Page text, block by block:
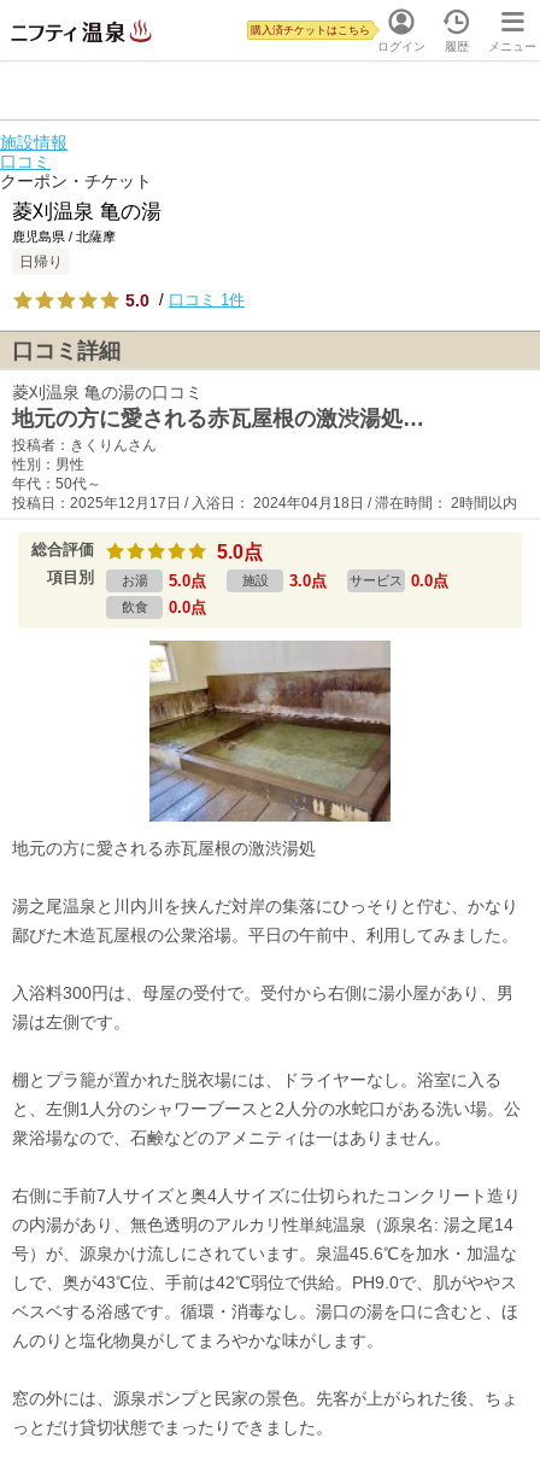
ログイン
購入済チケットはこちら
履歴 メニュー
施設情報
口コミ
クーポン・チケット
菱刈温泉 亀の湯
鹿児島県 / 北薩摩
日帰り
5.0 / 口コミ 1件
口コミ詳細
菱刈温泉 亀の湯の口コミ
地元の方に愛される赤瓦屋根の激渋湯処…
投稿者：きくりんさん
性別：男性
年代：50代～
投稿日：2025年12月17日 / 入浴日： 2024年04月18日 / 滞在時間： 2時間以内
総合評価 5.0点
項目別 お湯 5.0点 施設 3.0点 サービス 0.0点
飲食 0.0点
地元の方に愛される赤瓦屋根の激渋湯処
湯之尾温泉と川内川を挟んだ対岸の集落にひっそりと佇む、かなり
鄙びた木造瓦屋根の公衆浴場。平日の午前中、利用してみました。
入浴料300円は、母屋の受付で。受付から右側に湯小屋があり、男
湯は左側です。
棚とプラ籠が置かれた脱衣場には、ドライヤーなし。浴室に入る
と、左側1人分のシャワーブースと2人分の水蛇口がある洗い場。公
衆浴場なので、石鹸などのアメニティは一はありません。
右側に手前7人サイズと奥4人サイズに仕切られたコンクリート造り
の内湯があり、無色透明のアルカリ性単純温泉（源泉名: 湯之尾14
号）が、源泉かけ流しにされています。泉温45.6℃を加水・加温な
しで、奥が43℃位、手前は42℃弱位で供給。PH9.0で、肌がややス
ベスベする浴感です。循環・消毒なし。湯口の湯を口に含むと、ほ
んのりと塩化物臭がしてまろやかな味がします。
窓の外には、源泉ポンプと民家の景色。先客が上がられた後、ちょ
っとだけ貸切状態でまったりできました。